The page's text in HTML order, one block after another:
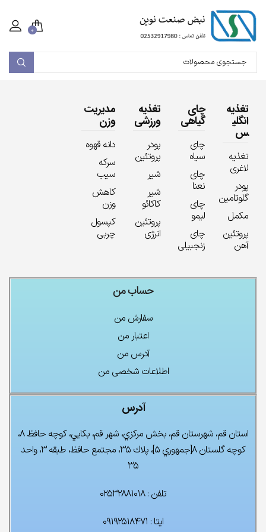
۰
تغذیه
انگلی
س
تغذیه
لاغری
پودر
گلوتامین
مکمل
پروتئین
آهن
چای
گیاهی
چای
سیاه
چای
نعنا
چای
لیمو
چای
زنجبیلی
تغذیه
ورزشی
پودر
پروتئین
شیر
شیر
کاکائو
پروتئین
انرژی
مدیریت
وزن
دانه قهوه
سرکه
سیب
کاهش
وزن
کپسول
چربی
حساب من
سفارش من
اعتبار من
آدرس من
اطلاعات شخصی من
آدرس
استان قم، شهرستان قم، بخش مركزي، شهر قم، بكايي، كوچه حافظ ۸،
كوچه گلستان ۸[جمهوري ۵]، پلاك ۳۵، مجتمع حافظ، طبقه ۳، واحد
۳۵
تلفن : ۰۲۵۳۲۸۸۱۰۱۸
ایتا : ۰۹۱۹۲۵۱۸۴۷۱